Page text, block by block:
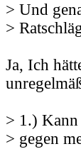
> Und
>
Ja, Ich
> 1.)
> gegen